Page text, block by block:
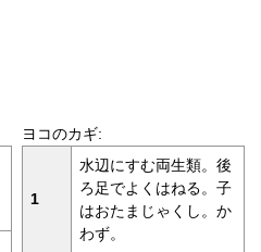
ヨコのカギ:
1
水辺にすむ両生類。後
ろ足でよくはねる。子
はおたまじゃくし。か
わず。